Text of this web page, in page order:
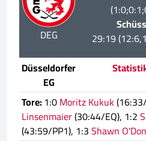
DEG
29:19
Düsseldorfer
EG
Tore:1:0Moritz Kukuk
Linsenmaier(30:44/EQ), 1:2
(43:59/PP1), 1:3Shawn